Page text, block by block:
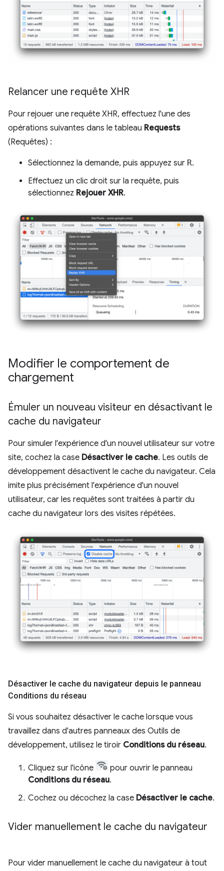
Relancer une requête XHR
Pour rejouer une requête XHR, effectuez l'une des
opérations suivantes dans le tableau Requests
(Requêtes) :
Sélectionnez la demande, puis appuyez sur R.
Effectuez un clic droit sur la requête, puis
sélectionnez Rejouer XHR.
Modifier le comportement de
chargement
Émuler un nouveau visiteur en désactivant le
cache du navigateur
Pour simuler l'expérience d'un nouvel utilisateur sur votre
site, cochez la case Désactiver le cache. Les outils de
développement désactivent le cache du navigateur. Cela
imite plus précisément l'expérience d'un nouvel
utilisateur, car les requêtes sont traitées à partir du
cache du navigateur lors des visites répétées.
Désactiver le cache du navigateur depuis le panneau
Conditions du réseau
Si vous souhaitez désactiver le cache lorsque vous
travaillez dans d'autres panneaux des Outils de
développement, utilisez le tiroir Conditions du réseau.
Cliquez sur l'icône
pour ouvrir le panneau
Conditions du réseau.
Cochez ou décochez la case Désactiver le cache.
Vider manuellement le cache du navigateur
Pour vider manuellement le cache du navigateur à tout